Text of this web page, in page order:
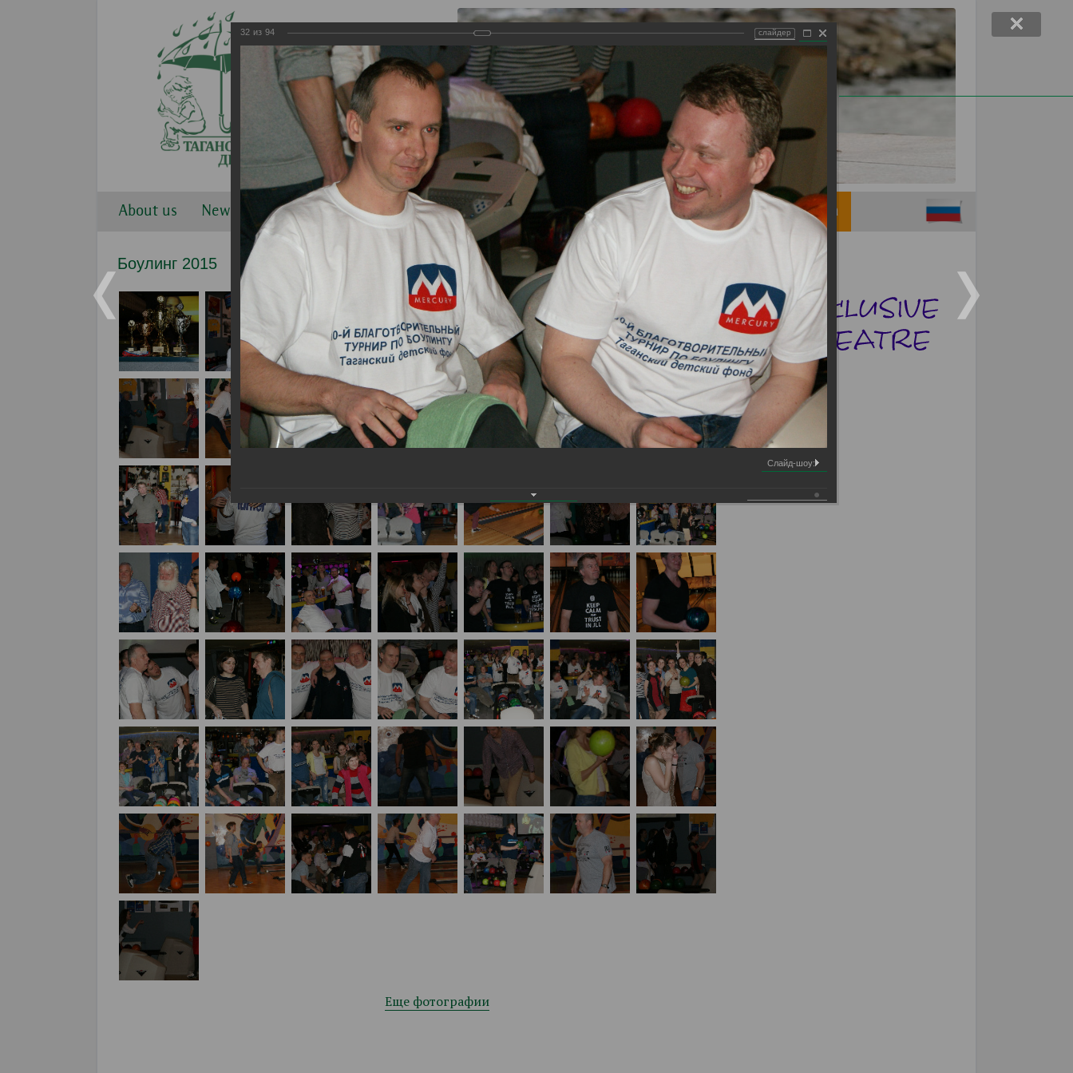
About us News Work directions Gallery Theater "Taganka Shed" Contacts Support children
Боулинг 2015
Еще фотографии
32 из 94 слайдер
Слайд-шоу: